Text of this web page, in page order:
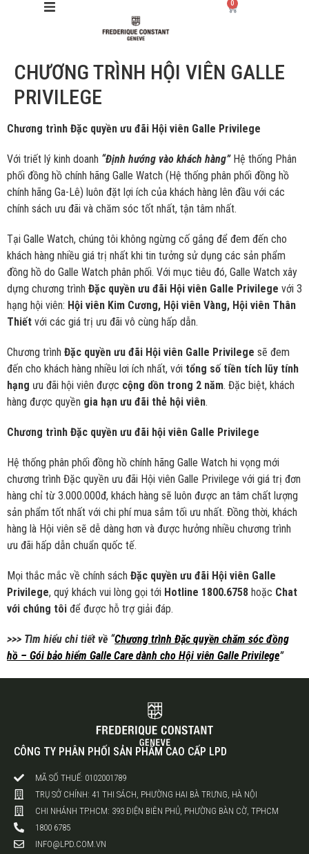
Giới thiệu
Manufacture
Bộ sưu tập
Store
0
CHƯƠNG TRÌNH HỘI VIÊN GALLE
PRIVILEGE
Chương trình Đặc quyền ưu đãi Hội viên Galle Privilege
Với triết lý kinh doanh “Định hướng vào khách hàng” Hệ thống Phân
phối đồng hồ chính hãng Galle Watch (Hệ thống phân phối đồng hồ
chính hãng Ga-Lê) luôn đặt lợi ích của khách hàng lên đầu với các
chính sách ưu đãi và chăm sóc tốt nhất, tận tâm nhất.
Tại Galle Watch, chúng tôi không ngừng cố gắng để đem đến cho
khách hàng nhiều giá trị nhất khi tin tưởng sử dụng các sản phẩm
đồng hồ do Galle Watch phân phối. Với mục tiêu đó, Galle Watch xây
dựng chương trình Đặc quyền ưu đãi Hội viên Galle Privilege với 3
hạng hội viên: Hội viên Kim Cương, Hội viên Vàng, Hội viên Thân
Thiết với các giá trị ưu đãi vô cùng hấp dẫn.
Chương trình Đặc quyền ưu đãi Hội viên Galle Privilege sẽ đem
đến cho khách hàng nhiều lơi ích nhất, với tổng số tiền tích lũy tính
hạng ưu đãi hội viên được cộng dồn trong 2 năm. Đặc biệt, khách
hàng được quyền gia hạn ưu đãi thẻ hội viên.
Chương trình Đặc quyền ưu đãi hội viên Galle Privilege
Hệ thống phân phối đồng hồ chính hãng Galle Watch hi vọng mới
chương trình Đặc quyền ưu đãi Hội viên Galle Privilege với giá trị đơn
hàng chỉ từ 3.000.000đ, khách hàng sẽ luôn được an tâm chất lượng
sản phẩm tốt nhất với chi phí mua sắm tối ưu nhất. Đồng thời, khách
hàng là Hội viên sẽ dễ dàng hơn và được hưởng nhiều chương trình
ưu đãi hấp dẫn chuẩn quốc tế.
Mọi thắc mắc về chính sách Đặc quyền ưu đãi Hội viên Galle
Privilege, quý khách vui lòng gọi tới Hotline 1800.6758 hoặc Chat
với chúng tôi để được hỗ trợ giải đáp.
>>> Tìm hiểu chi tiết về “Chương trình Đặc quyền chăm sóc đồng
hồ – Gói bảo hiểm Galle Care dành cho Hội viên Galle Privilege”
CÔNG TY PHÂN PHỐI SẢN PHẨM CAO CẤP LPD
MÃ SỐ THUẾ: 0102001789
TRỤ SỞ CHÍNH: 41 THI SÁCH, PHƯỜNG HAI BÀ TRƯNG, HÀ NỘI
CHI NHÁNH TP.HCM: 393 ĐIỆN BIÊN PHỦ, PHƯỜNG BÀN CỜ, TPHCM
1800 6785
INFO@LPD.COM.VN